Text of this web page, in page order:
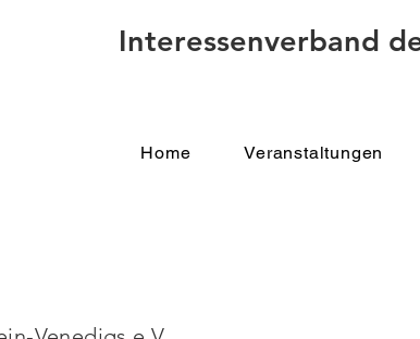
Interessenverband
Home Veranstaltungen